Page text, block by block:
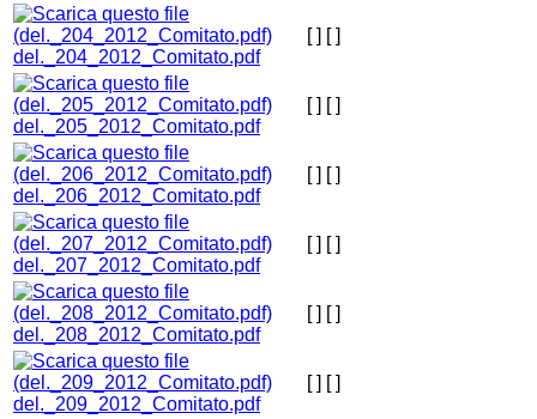
del._204_2012_Comitato.pdf
[ ] [ ]
del._205_2012_Comitato.pdf
[ ] [ ]
del._206_2012_Comitato.pdf
[ ] [ ]
del._207_2012_Comitato.pdf
[ ] [ ]
del._208_2012_Comitato.pdf
[ ] [ ]
del._209_2012_Comitato.pdf
[ ] [ ]